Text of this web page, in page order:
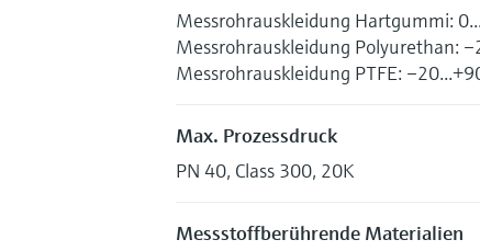
Messrohrauskleidung Hartgummi:
Messrohrauskleidung Polyurethan:
Messrohrauskleidung PTFE:
Max. Prozessdruck
PN 40, Class 300, 20K
Messstoffberührende Materialien